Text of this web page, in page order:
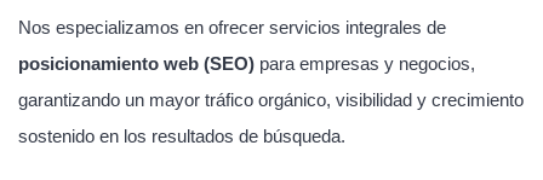
Nos especializamos en ofrecer servicios integrales de
posicionamiento web (SEO) para empresas y negocios,
garantizando un mayor tráfico orgánico, visibilidad y crecimiento
sostenido en los resultados de búsqueda.